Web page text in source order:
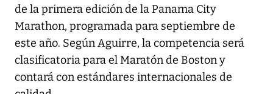
de la primera edición de la Panama City
Marathon, programada para septiembre de
este año. Según Aguirre, la competencia será
clasificatoria para el Maratón de Boston y
contará con estándares internacionales de